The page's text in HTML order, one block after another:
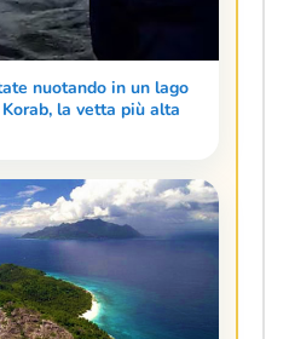
nuotando in un lago
la vetta più alta